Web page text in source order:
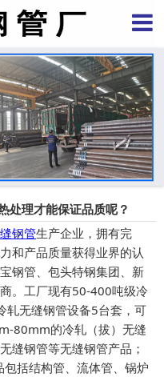
处理才能保证品质呢？
钢管生产企业，拥有完
和产品质量获得业界的认
钢管、包头特钢集团、新
。工厂现有50-400吨级冷
轧无缝钢管设备5台套，可
80mm的冷轧（拔）无缝
缝钢管等无缝钢管产品；
括结构管、流体管、锅炉